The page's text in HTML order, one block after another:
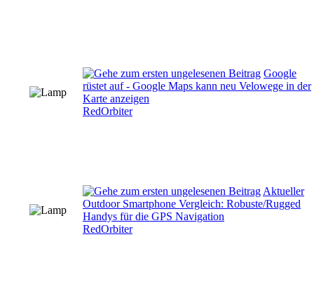
Google
rüstet auf - Google Maps kann neu Velowege in der
Karte anzeigen
RedOrbiter
Aktueller
Outdoor Smartphone Vergleich: Robuste/Rugged
Handys für die GPS Navigation
RedOrbiter